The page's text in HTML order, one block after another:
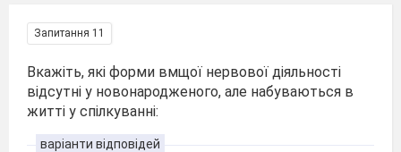
Запитання 11
Вкажіть, які форми вмщої нервової діяльності
відсутні у новонародженого, але набуваються в
житті у спілкуванні:
варіанти відповідей